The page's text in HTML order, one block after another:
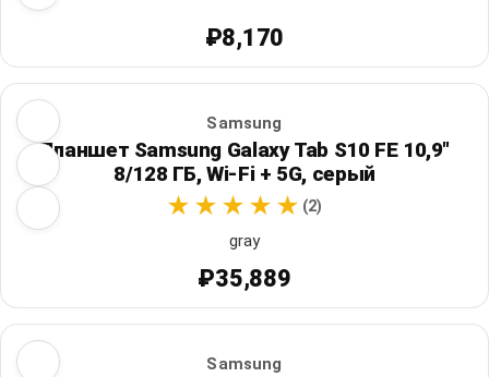
₽8,170
Samsung
Планшет Samsung Galaxy Tab S10 FE 10,9"
8/128 ГБ, Wi‑Fi + 5G, серый
(2)
gray
₽35,889
Samsung